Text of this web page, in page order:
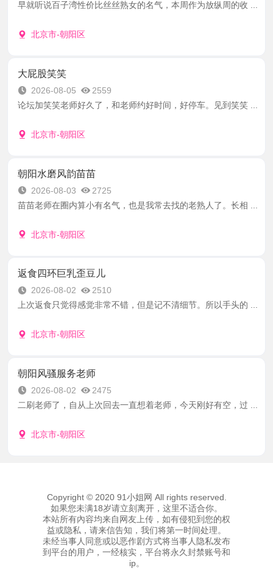
早就听说百子湾性价比丝丝熟女的名气，本周作为放纵周的收 ...
北京市-朝阳区
大屁股笑笑
2026-08-05
2559
论坛加笑笑老师好久了，和老师约好时间，好停车。见到笑笑 ...
北京市-朝阳区
朝阳水磨风韵苗苗
2026-08-03
2725
苗苗老师在圈内算小有名气，也是我常去找的老熟人了。长相 ...
北京市-朝阳区
返食四环巨乳歪豆儿
2026-08-02
2510
上次返食只觉得感觉非常不错，但是记不清细节。所以手头的 ...
北京市-朝阳区
朝阳风骚服务老师
2026-08-02
2475
二刷老师了，自从上次回去一直想着老师，今天刚好有空，过 ...
北京市-朝阳区
Copyright © 2020 91小姐网 All rights reserved.
如果您未满18岁请立刻离开，这里不适合你。
本站所有內容均来自网友上传，如有侵犯到您的权
益或隐私，请来信告知，我们将第一时间处理。
未经当事人同意或以恶作剧方式将当事人隐私发布
到平台的用户，一经核实，平台将永久封禁账号和
ip。